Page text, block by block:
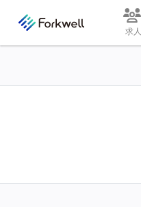
求人